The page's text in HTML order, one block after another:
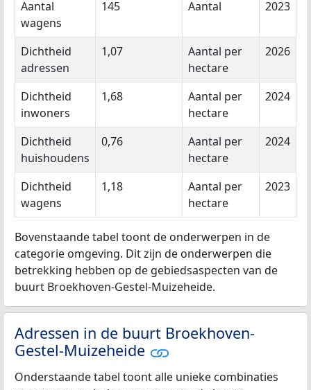
Aantal
wagens
145 Aantal 2023
Dichtheid
adressen
1,07
Aantal per
hectare
2026
Dichtheid
inwoners
1,68
Aantal per
hectare
2024
Dichtheid
huishoudens
0,76
Aantal per
hectare
2024
Dichtheid
wagens
1,18
Aantal per
hectare
2023
Bovenstaande tabel toont de onderwerpen in de
categorie omgeving. Dit zijn de onderwerpen die
betrekking hebben op de gebiedsaspecten van de
buurt Broekhoven-Gestel-Muizeheide.
Adressen in de buurt Broekhoven-
Gestel-Muizeheide
Onderstaande tabel toont alle unieke combinaties